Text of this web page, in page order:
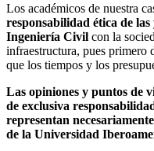
Los académicos de nuestra
responsabilidad ética de
Ingeniería Civil con la
infraestructura, pues primero
que los tiempos y los
Las opiniones y puntos de
de exclusiva
representan
de la Universidad